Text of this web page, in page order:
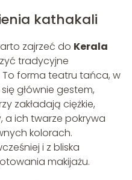
kathakali
zajrzeć do Kerala
tradycyjne
To forma teatru tańca, w
głównie gestem,
zakładają ciężkie,
ich twarze pokrywa
kolorach.
i z bliska
makijażu.